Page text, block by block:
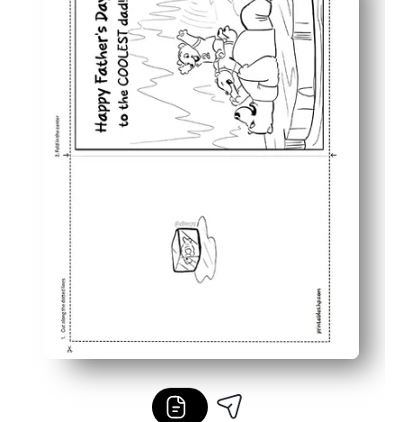
Personalízalo con crayones, rotuladores o pegatinas:
Diversión rápida y sencilla para familias ocupadas,